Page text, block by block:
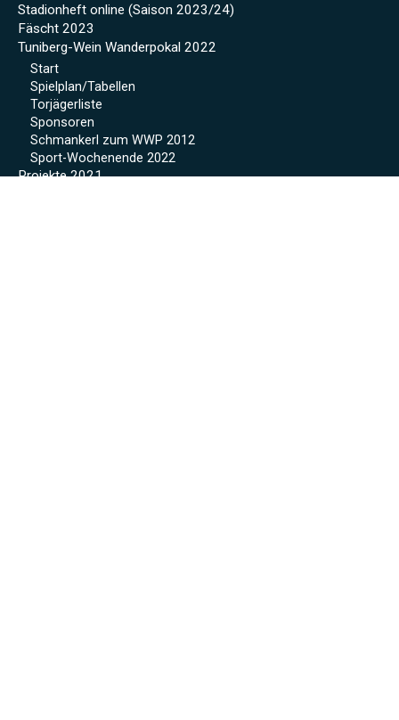
Stadionheft online (Saison 2023/24)
Fäscht 2023
Tuniberg-Wein Wanderpokal 2022
Start
Spielplan/Tabellen
Torjägerliste
Sponsoren
Schmankerl zum WWP 2012
Sport-Wochenende 2022
Projekte 2021